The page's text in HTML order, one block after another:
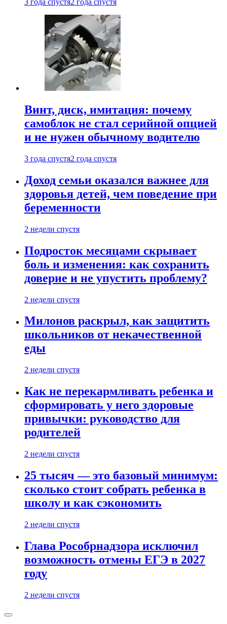
3 года спустя2 года спустя
Винт, диск, имитация: почему
самоблок не стал серийной опцией
и не нужен обычному водителю
3 года спустя2 года спустя
Доход семьи оказался важнее для
здоровья детей, чем поведение при
беременности
2 недели спустя
Подросток месяцами скрывает
боль и изменения: как сохранить
доверие и не упустить проблему?
2 недели спустя
Милонов раскрыл, как защитить
школьников от некачественной
еды
2 недели спустя
Как не перекармливать ребенка и
сформировать у него здоровые
привычки: руководство для
родителей
2 недели спустя
25 тысяч — это базовый минимум:
сколько стоит собрать ребенка в
школу и как сэкономить
2 недели спустя
Глава Рособрнадзора исключил
возможность отмены ЕГЭ в 2027
году
2 недели спустя